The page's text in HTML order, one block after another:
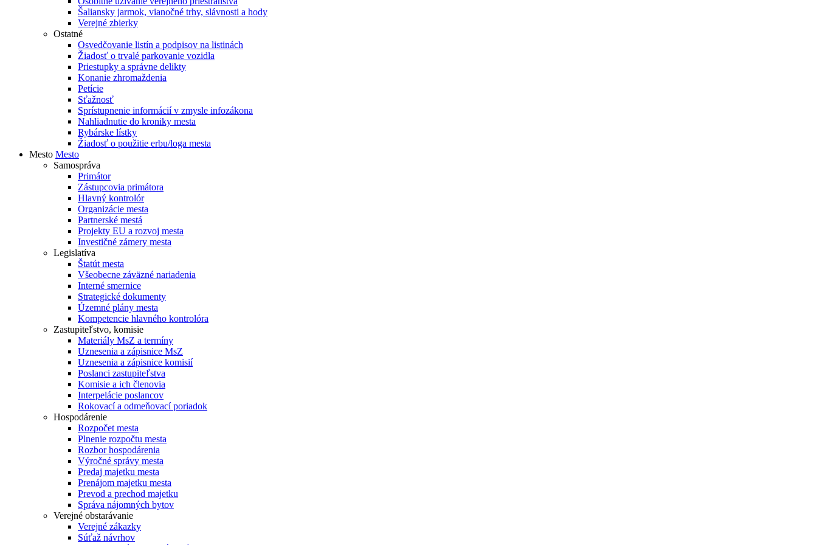
Šaliansky jarmok, vianočné trhy, slávnosti a hody
Verejné zbierky
Ostatné
Osvedčovanie listín a podpisov na listinách
Žiadosť o trvalé parkovanie vozidla
Priestupky a správne delikty
Konanie zhromaždenia
Petície
Sťažnosť
Sprístupnenie informácií v zmysle infozákona
Nahliadnutie do kroniky mesta
Rybárske lístky
Žiadosť o použitie erbu/loga mesta
Mesto Mesto
Samospráva
Primátor
Zástupcovia primátora
Hlavný kontrolór
Organizácie mesta
Partnerské mestá
Projekty EU a rozvoj mesta
Investičné zámery mesta
Legislatíva
Štatút mesta
Všeobecne záväzné nariadenia
Interné smernice
Strategické dokumenty
Územné plány mesta
Kompetencie hlavného kontrolóra
Zastupiteľstvo, komisie
Materiály MsZ a termíny
Uznesenia a zápisnice MsZ
Uznesenia a zápisnice komisií
Poslanci zastupiteľstva
Komisie a ich členovia
Interpelácie poslancov
Rokovací a odmeňovací poriadok
Hospodárenie
Rozpočet mesta
Plnenie rozpočtu mesta
Rozbor hospodárenia
Výročné správy mesta
Predaj majetku mesta
Prenájom majetku mesta
Prevod a prechod majetku
Správa nájomných bytov
Verejné obstarávanie
Verejné zákazky
Súťaž návrhov